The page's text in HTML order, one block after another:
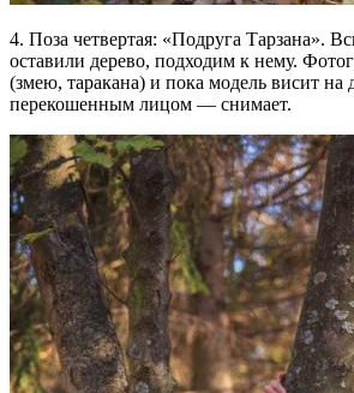
4. Поза четвертая: «Подруга Тарзана».
оставили дерево, подходим к нему.
(змею, таракана) и пока модель висит на
перекошенным лицом — снимает.